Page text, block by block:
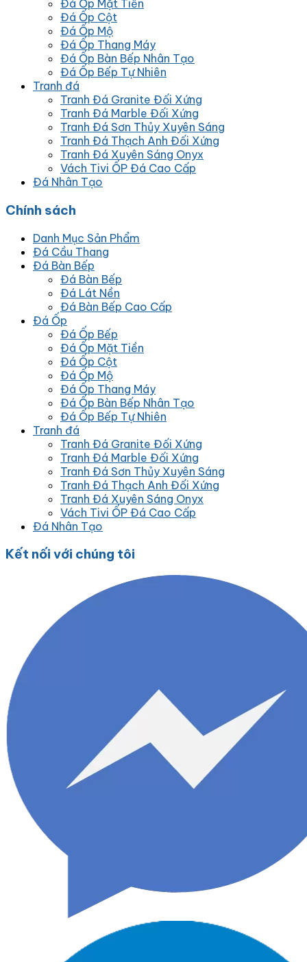
Đá Ốp Mặt Tiền
Đá Ốp Cột
Đá Ốp Mộ
Đá Ốp Thang Máy
Đá Ốp Bàn Bếp Nhân Tạo
Đá Ốp Bếp Tự Nhiên
Tranh đá
Tranh Đá Granite Đối Xứng
Tranh Đá Marble Đối Xứng
Tranh Đá Sơn Thủy Xuyên Sáng
Tranh Đá Thạch Anh Đối Xứng
Tranh Đá Xuyên Sáng Onyx
Vách Tivi ỐP Đá Cao Cấp
Đá Nhân Tạo
Chính sách
Danh Mục Sản Phẩm
Đá Cầu Thang
Đá Bàn Bếp
Đá Bàn Bếp
Đá Lát Nền
Đá Bàn Bếp Cao Cấp
Đá Ốp
Đá Ốp Bếp
Đá Ốp Mặt Tiền
Đá Ốp Cột
Đá Ốp Mộ
Đá Ốp Thang Máy
Đá Ốp Bàn Bếp Nhân Tạo
Đá Ốp Bếp Tự Nhiên
Tranh đá
Tranh Đá Granite Đối Xứng
Tranh Đá Marble Đối Xứng
Tranh Đá Sơn Thủy Xuyên Sáng
Tranh Đá Thạch Anh Đối Xứng
Tranh Đá Xuyên Sáng Onyx
Vách Tivi ỐP Đá Cao Cấp
Đá Nhân Tạo
Kết nối với chúng tôi